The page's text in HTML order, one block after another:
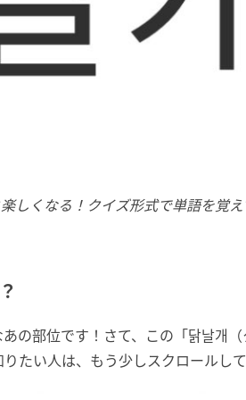
しくなる！クイズ形式で単語を覚
の部位です！さて、この「닭날개（
たい人は、もう少しスクロールして